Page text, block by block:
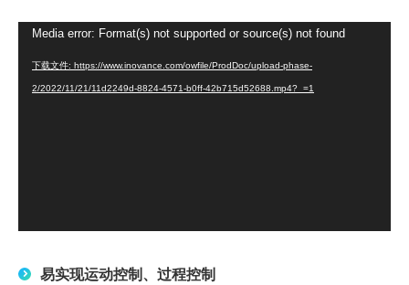
Media error: Format(s) not supported or source(s) not found
下载文件: https://www.inovance.com/owfile/ProdDoc/upload-phase-
2/2022/11/21/11d2249d-8824-4571-b0ff-42b715d52688.mp4?_=1
易实现运动控制、过程控制